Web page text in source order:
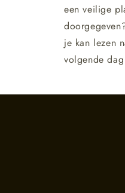
een veilige
je kan lezen
volgende